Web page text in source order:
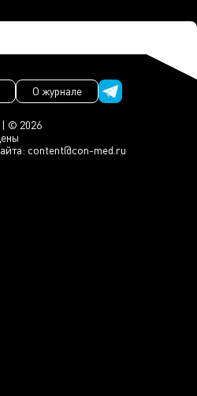
| © 2026
content@con-med.ru
О журнале